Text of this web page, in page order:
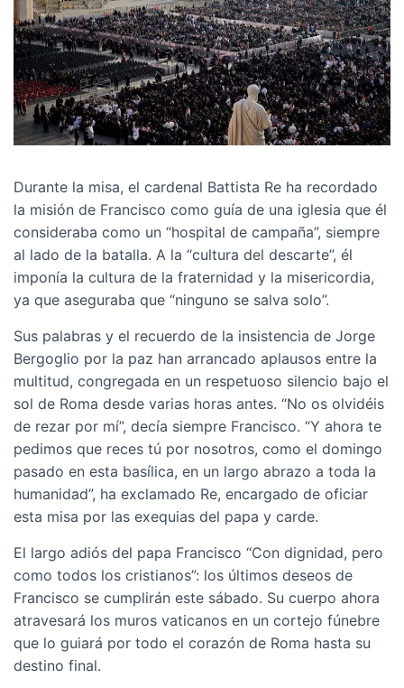
Durante la misa, el cardenal Battista Re ha recordado
la misión de Francisco como guía de una iglesia que él
consideraba como un “hospital de campaña”, siempre
al lado de la batalla. A la “cultura del descarte”, él
imponía la cultura de la fraternidad y la misericordia,
ya que aseguraba que “ninguno se salva solo”.
Sus palabras y el recuerdo de la insistencia de Jorge
Bergoglio por la paz han arrancado aplausos entre la
multitud, congregada en un respetuoso silencio bajo el
sol de Roma desde varias horas antes. “No os olvidéis
de rezar por mí”, decía siempre Francisco. “Y ahora te
pedimos que reces tú por nosotros, como el domingo
pasado en esta basílica, en un largo abrazo a toda la
humanidad”, ha exclamado Re, encargado de oficiar
esta misa por las exequias del papa y carde.
El largo adiós del papa Francisco “Con dignidad, pero
como todos los cristianos”: los últimos deseos de
Francisco se cumplirán este sábado. Su cuerpo ahora
atravesará los muros vaticanos en un cortejo fúnebre
que lo guiará por todo el corazón de Roma hasta su
destino final.